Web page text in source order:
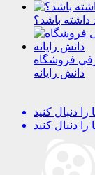
داشته باشد؟
فروشگاه
دانش رایانه
را دنبال کنید
را دنبال کنید